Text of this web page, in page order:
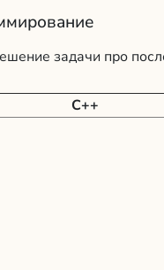
задачи про
C++